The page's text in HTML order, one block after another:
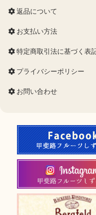
返品について
お支払い方法
特定商取引法に基づく表
プライバシーポリシー
お問い合わせ